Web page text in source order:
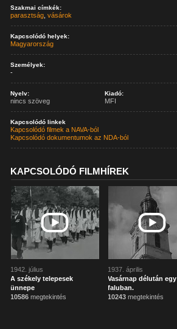
Szakmai címkék:
parasztság ,vásárok
Kapcsolódó helyek:
Magyarország
Személyek:
-
Nyelv:
nincs szöveg
Kiadó:
MFI
Kapcsolódó linkek
Kapcsolódó filmek a NAVA-ból
Kapcsolódó dokumentumok az NDA-ból
KAPCSOLÓDÓ FILMHÍREK
1942. július
A székely telepesek
ünnepe
10586 megtekintés
1937. április
Vasárnap délután egy
faluban.
10243 megtekintés